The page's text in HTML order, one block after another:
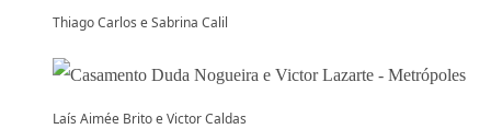
Thiago Carlos e Sabrina Calil
Laís Aimée Brito e Victor Caldas